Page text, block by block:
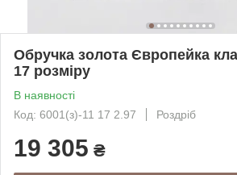
Обручка золота Європейка
17 розміру
В наявності
Код: 6001(з)-11 17 2.97
Роздріб
19 305 ₴